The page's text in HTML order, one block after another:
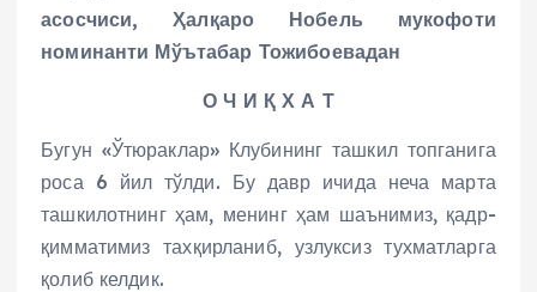
асосчиси, Ҳалқаро Нобель мукофоти
номинанти Мўътабар Тожибоевадан
О Ч И Қ Х А Т
Бугун «Ўтюраклар» Клубининг ташкил топганига
роса 6 йил тўлди. Бу давр ичида неча марта
ташкилотнинг ҳам, менинг ҳам шаънимиз, қадр-
қимматимиз тахқирланиб, узлуксиз тухматларга
қолиб келдик.